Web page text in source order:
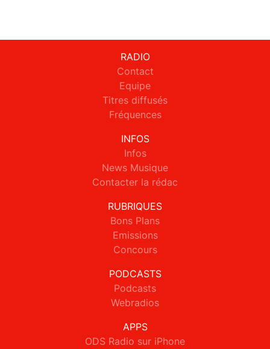
RADIO
Contact
Equipe
Titres diffusés
Fréquences
INFOS
Infos
News Musique
Contacter la rédac
RUBRIQUES
Bons Plans
Emissions
Concours
PODCASTS
Podcasts
Webradios
APPS
ODS Radio sur iPhone